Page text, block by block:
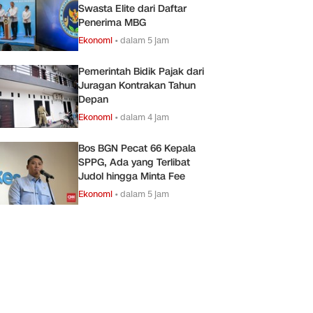
Swasta Elite dari Daftar
Penerima MBG
Ekonomi •dalam 5 jam
Pemerintah Bidik Pajak dari
Juragan Kontrakan Tahun
Depan
Ekonomi •dalam 4 jam
Bos BGN Pecat 66 Kepala
SPPG, Ada yang Terlibat
Judol hingga Minta Fee
Ekonomi •dalam 5 jam